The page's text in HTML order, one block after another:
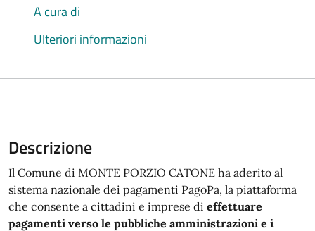
A cura di
Ulteriori informazioni
Descrizione
Il Comune di MONTE PORZIO CATONE ha aderito al
sistema nazionale dei pagamenti PagoPa, la piattaforma
che consente a cittadini e imprese di effettuare
pagamenti verso le pubbliche amministrazioni e i